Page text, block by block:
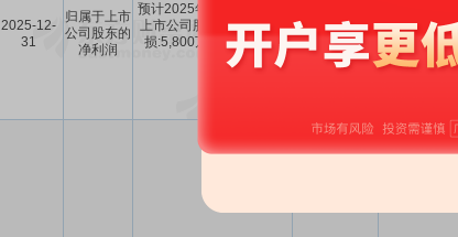
2025-12-
31
归属于上市
公司股东的
净利润
预计2025年1-12月归属于
上市公司股东的净利润亏
损:5,800万元至8,300万
-8300万
～-5800万
-24.59%～
12.94%